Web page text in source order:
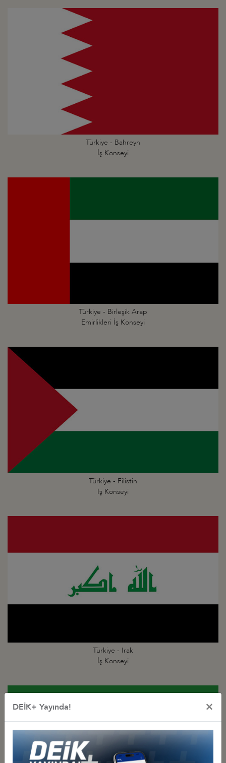
Türkiye - Bahreyn
İş Konseyi
Türkiye - Birleşik Arap
Emirlikleri İş Konseyi
Türkiye - Filistin
İş Konseyi
Türkiye - Irak
İş Konseyi
DEİK+ Yayında! ×